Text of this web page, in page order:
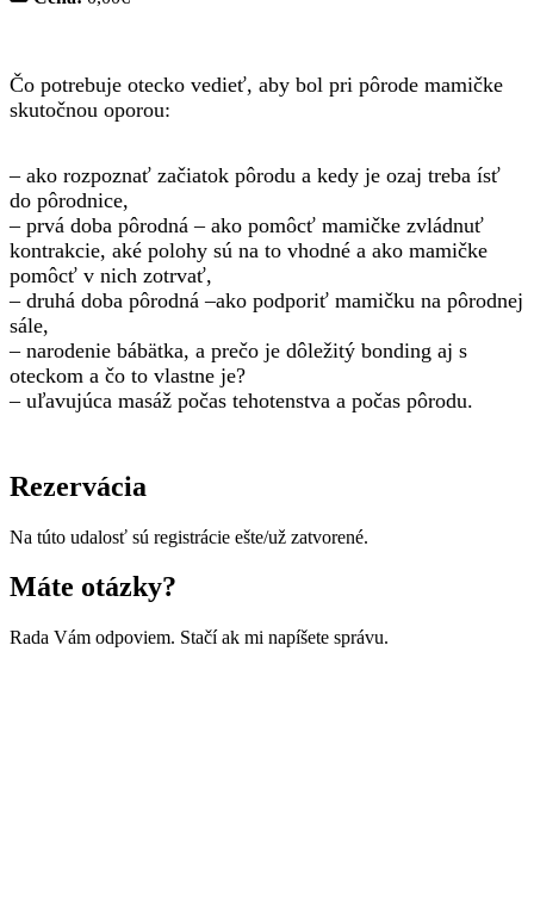
Čo potrebuje otecko vedieť, aby bol pri pôrode mamičke
skutočnou oporou:
– ako rozpoznať začiatok pôrodu a kedy je ozaj treba ísť
do pôrodnice,
– prvá doba pôrodná – ako pomôcť mamičke zvládnuť
kontrakcie, aké polohy sú na to vhodné a ako mamičke
pomôcť v nich zotrvať,
– druhá doba pôrodná –ako podporiť mamičku na pôrodnej
sále,
– narodenie bábätka, a prečo je dôležitý bonding aj s
oteckom a čo to vlastne je?
– uľavujúca masáž počas tehotenstva a počas pôrodu.
Rezervácia
Na túto udalosť sú registrácie ešte/už zatvorené.
Máte otázky?
Rada Vám odpoviem. Stačí ak mi napíšete správu.